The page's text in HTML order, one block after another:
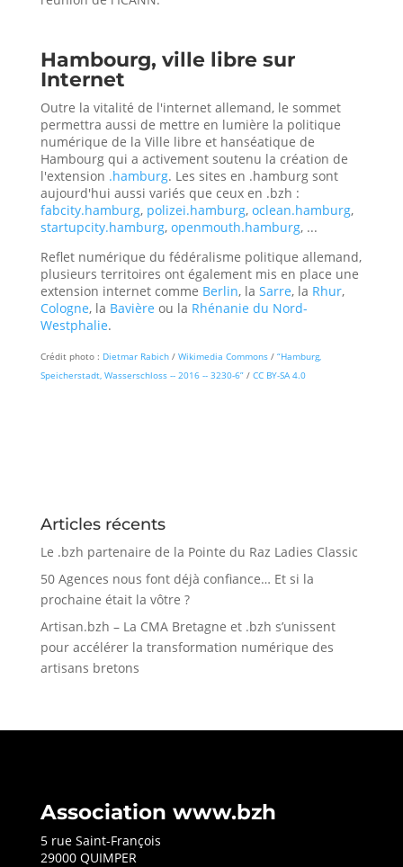
Hambourg, ville libre sur
Internet
Outre la vitalité de l'internet allemand, le sommet
permettra aussi de mettre en lumière la politique
numérique de la Ville libre et hanséatique de
Hambourg qui a activement soutenu la création de
l'extension .hamburg. Les sites en .hamburg sont
aujourd'hui aussi variés que ceux en .bzh :
fabcity.hamburg, polizei.hamburg, oclean.hamburg,
startupcity.hamburg, openmouth.hamburg, ...
Reflet numérique du fédéralisme politique allemand,
plusieurs territoires ont également mis en place une
extension internet comme Berlin, la Sarre, la Rhur,
Cologne, la Bavière ou la Rhénanie du Nord-
Westphalie.
Crédit photo : Dietmar Rabich/ Wikimedia Commons/ “Hamburg,
Speicherstadt, Wasserschloss -- 2016 -- 3230-6”/ CC BY-SA 4.0
Articles récents
Le .bzh partenaire de la Pointe du Raz Ladies Classic
50 Agences nous font déjà confiance… Et si la
prochaine était la vôtre ?
Artisan.bzh – La CMA Bretagne et .bzh s’unissent
pour accélérer la transformation numérique des
artisans bretons
Association www.bzh
5 rue Saint-François
29000 QUIMPER